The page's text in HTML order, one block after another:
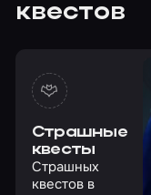
квестов
Страшные
квесты
Страшных
квестов в